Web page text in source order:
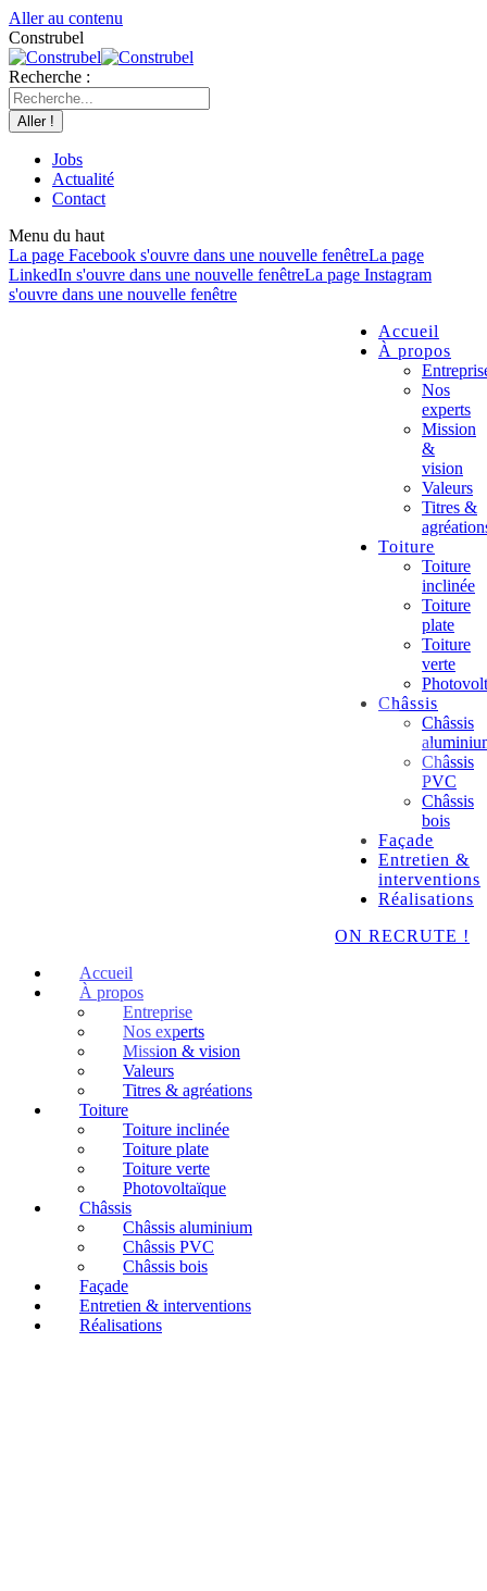
Aller au contenu
Construbel
Recherche :
Jobs
Actualité
Contact
Menu du haut
La page Facebook s'ouvre dans une nouvelle fenêtreLa page
LinkedIn s'ouvre dans une nouvelle fenêtreLa page Instagram
s'ouvre dans une nouvelle fenêtre
Accueil
À propos
Nos
experts
Mission
&
vision
Valeurs
Titres &
Toiture
Toiture
inclinée
Toiture
plate
Toiture
verte
Châssis
Châssis
Châssis
PVC
Châssis
bois
Façade
Entretien &
interventions
Réalisations
ON RECRUTE !
Accueil
À propos
Entreprise
Nos experts
Mission & vision
Valeurs
Titres & agréations
Toiture
Toiture inclinée
Toiture plate
Toiture verte
Photovoltaïque
Châssis
Châssis aluminium
Châssis PVC
Châssis bois
Façade
Entretien & interventions
Réalisations